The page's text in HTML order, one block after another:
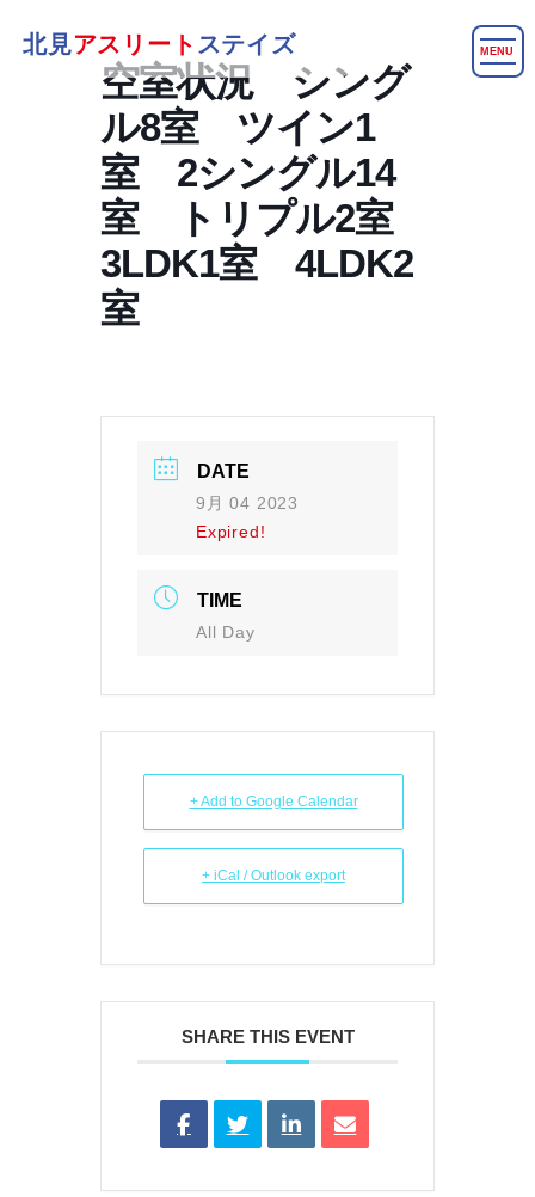
北見アスリート ステイズ MENU
空室状況 シング
ル8室 ツイン1
室 2シングル14
室 トリプル2室
3LDK1室 4LDK2
室
DATE
9月 04 2023
Expired!
TIME
All Day
+ Add to Google Calendar
+ iCal / Outlook export
SHARE THIS EVENT